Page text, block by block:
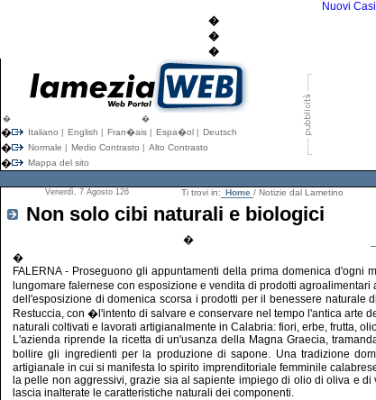
Nuovi
�
�
�
� �
� Italiano English Fran�ais Espa�ol Deutsch
� Normale Medio Contrasto Alto Contrasto
� Mappa del sito
Venerdì, 7 Agosto 126 Ti trovi in: Home / Notizie dal Lametino
Non solo cibi naturali e biologici
�
�
FALERNA - Proseguono gli appuntamenti della prima domenica d'ogni
lungomare falernese con esposizione e vendita di prodotti
dell'esposizione di domenica scorsa i prodotti per il benessere naturale
Restuccia, con �l'intento di salvare e conservare nel tempo l'antica arte
naturali coltivati e lavorati artigianalmente in Calabria: fiori, erbe, frutta,
L'azienda riprende la ricetta di un'usanza della Magna Graecia,
bollire gli ingredienti per la produzione di sapone. Una tradizione
artigianale in cui si manifesta lo spirito imprenditoriale femminile
la pelle non aggressivi, grazie sia al sapiente impiego di olio di oliva e
lascia inalterate le caratteristiche naturali dei componenti.